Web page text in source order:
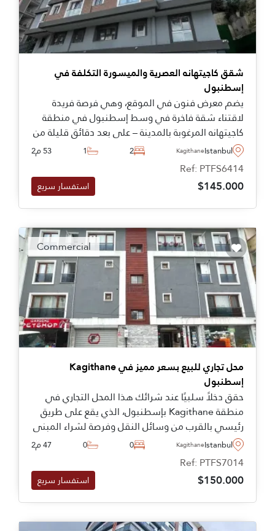
شقق كاجيتهانه العصرية والميسورة التكلفة في
إسطنبول
يضم معرض فنون في الموقع، وهي فرصة فريدة
لاقتناء شقة فاخرة في وسط إسطنبول في منطقة
كاجيتهانه المرغوبة بالمدينة – على بعد دقائق قليلة من
المرافق ووسائل النقل.
Istanbul
Kagithane
2
1 53 م2
Ref: PTFS6414
$145.000 استفسار سريع
Commercial
محل تجاري للبيع بسعر مميز في Kagithane
إسطنبول
حقق دخلاً سلبيًا عند شرائك هذا المحل التجاري في
منطقة Kagithane بإسطنبول، الذي يقع على طريق
رئيسي بالقرب من وسائل النقل وفرصة لشراء المبنى
بالكامل.
Istanbul
Kagithane
0
0 47 م2
Ref: PTFS7014
$150.000 استفسار سريع